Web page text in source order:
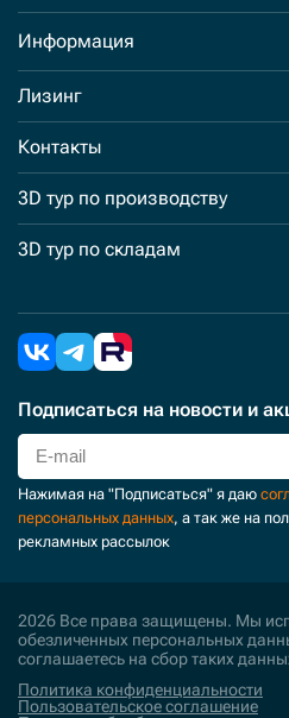
Информация
Лизинг
Контакты
3D тур по производству
3D тур по складам
Подписаться на новости и
Нажимая на "Подписаться" я даю
персональных данных, а так же на
рекламных рассылок
2026 Все права защищены. Мы
обезличенных персональных
соглашаетесь на сбор таких
Политика конфиденциальности
Пользовательское соглашение